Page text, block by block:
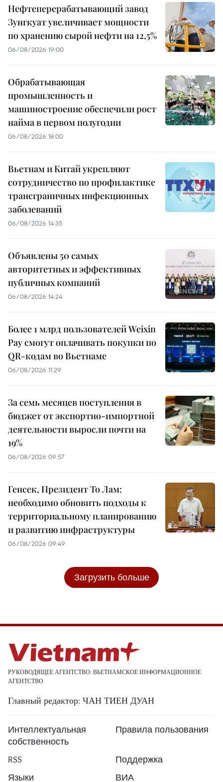
Нефтеперерабатывающий завод
Зунгкуат увеличивает мощности
по хранению сырой нефти на 12,5%
06/08/2026 19:00
Обрабатывающая
промышленность и
машиностроение обеспечили рост
найма в первом полугодии
06/08/2026 18:00
Вьетнам и Китай укрепляют
сотрудничество по профилактике
трансграничных инфекционных
заболеваний
06/08/2026 14:35
Объявлены 50 самых
авторитетных и эффективных
публичных компаний
06/08/2026 14:24
Более 1 млрд пользователей Weixin
Pay смогут оплачивать покупки по
QR-кодам во Вьетнаме
06/08/2026 11:29
За семь месяцев поступления в
бюджет от экспортно-импортной
деятельности выросли почти на
19%
06/08/2026 09:57
Генсек, Президент То Лам:
необходимо обновить подходы к
территориальному планированию
и развитию инфраструктуры
06/08/2026 09:49
Загрузить больше
РУКОВОДЯЩЕЕ АГЕНТСТВО: ВЬЕТНАМСКОЕ ИНФОРМАЦИОННОЕ
АГЕНТСТВО
Главный редактор: ЧАН ТИЕН ДУАН
Интеллектуальная
собственность
Правила пользования
RSS
Поддержка
Языки
ВИА